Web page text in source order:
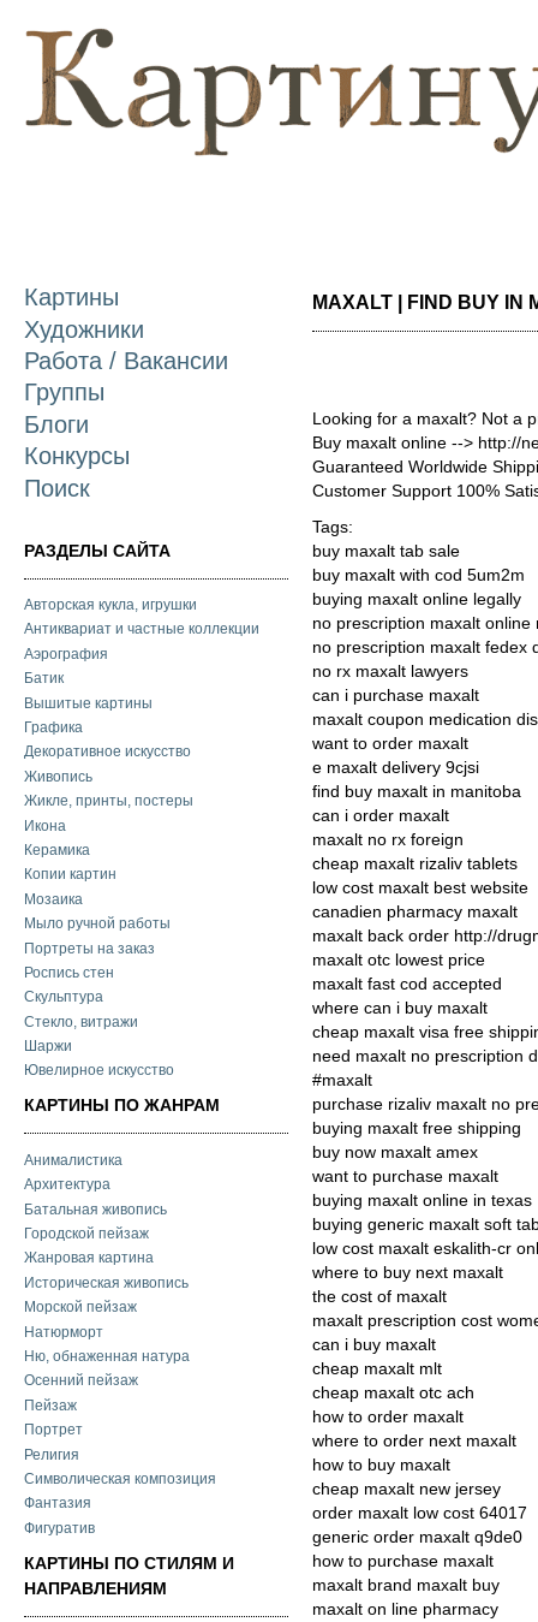
Картины
Художники
Работа / Вакансии
Группы
Блоги
Конкурсы
Поиск
РАЗДЕЛЫ САЙТА
Авторская кукла, игрушки
Антиквариат и частные коллекции
Аэрография
Батик
Вышитые картины
Графика
Декоративное искусство
Живопись
Жикле, принты, постеры
Икона
Керамика
Копии картин
Мозаика
Мыло ручной работы
Портреты на заказ
Роспись стен
Скульптура
Стекло, витражи
Шаржи
Ювелирное искусство
КАРТИНЫ ПО ЖАНРАМ
Анималистика
Архитектура
Батальная живопись
Городской пейзаж
Жанровая картина
Историческая живопись
Морской пейзаж
Натюрморт
Ню, обнаженная натура
Осенний пейзаж
Пейзаж
Портрет
Религия
Символическая композиция
Фантазия
Фигуратив
КАРТИНЫ ПО СТИЛЯМ И
НАПРАВЛЕНИЯМ
MAXALT | FIND BUY IN
Looking for a maxalt? Not a
Buy maxalt online --> http://
Guaranteed Worldwide
Customer Support 100%
Tags:
buy maxalt tab sale
buy maxalt with cod 5um2m
buying maxalt online legally
no prescription maxalt online
no prescription maxalt fedex
no rx maxalt lawyers
can i purchase maxalt
maxalt coupon medication
want to order maxalt
e maxalt delivery 9cjsi
find buy maxalt in manitoba
can i order maxalt
maxalt no rx foreign
cheap maxalt rizaliv tablets
low cost maxalt best website
canadien pharmacy maxalt
maxalt back order http://
maxalt otc lowest price
maxalt fast cod accepted
where can i buy maxalt
cheap maxalt visa free
need maxalt no prescription
#maxalt
purchase rizaliv maxalt no
buying maxalt free shipping
buy now maxalt amex
want to purchase maxalt
buying maxalt online in texas
buying generic maxalt soft
low cost maxalt eskalith-cr
where to buy next maxalt
the cost of maxalt
maxalt prescription cost
can i buy maxalt
cheap maxalt mlt
cheap maxalt otc ach
how to order maxalt
where to order next maxalt
how to buy maxalt
cheap maxalt new jersey
order maxalt low cost 64017
generic order maxalt q9de0
how to purchase maxalt
maxalt brand maxalt buy
maxalt on line pharmacy